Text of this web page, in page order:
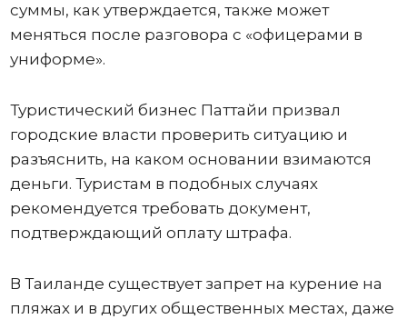
суммы, как утверждается, также может
меняться после разговора с «офицерами в
униформе».
Туристический бизнес Паттайи призвал
городские власти проверить ситуацию и
разъяснить, на каком основании взимаются
деньги. Туристам в подобных случаях
рекомендуется требовать документ,
подтверждающий оплату штрафа.
В Таиланде существует запрет на курение на
пляжах и в других общественных местах, даже